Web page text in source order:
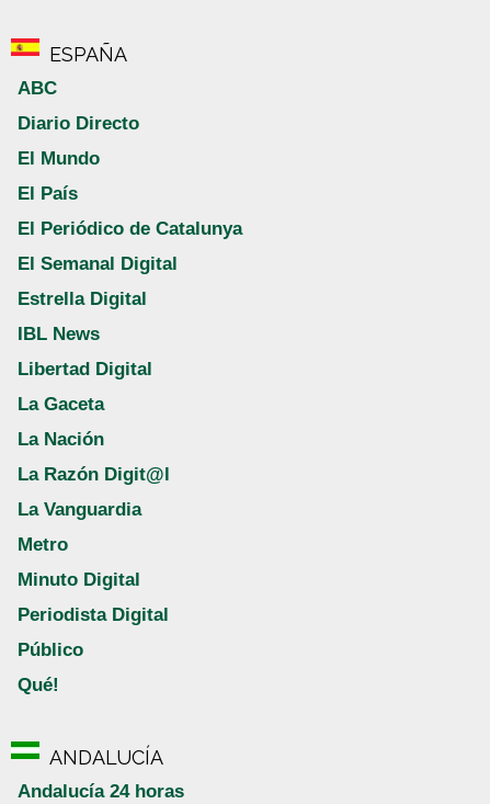
ESPAÑA
ABC
Diario Directo
El Mundo
El País
El Periódico de Catalunya
El Semanal Digital
Estrella Digital
IBL News
Libertad Digital
La Gaceta
La Nación
La Razón Digit@l
La Vanguardia
Metro
Minuto Digital
Periodista Digital
Público
Qué!
ANDALUCÍA
Andalucía 24 horas